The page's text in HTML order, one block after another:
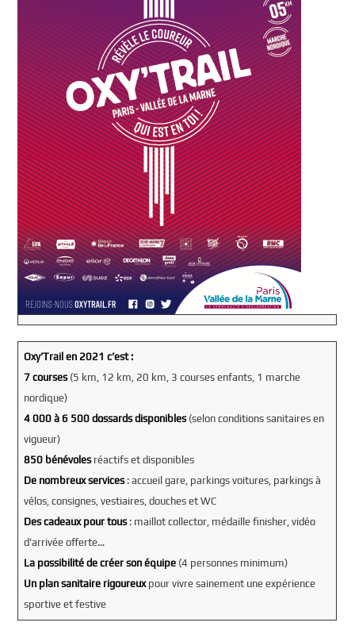
Oxy’Trail en 2021 c’est :
7 courses (5 km, 12 km, 20 km, 3 courses enfants, 1 marche
nordique)
4 000 à 6 500 dossards disponibles (selon conditions sanitaires en
vigueur)
850 bénévoles réactifs et disponibles
De nombreux services : accueil gare, parkings voitures, parkings à
vélos, consignes, vestiaires, douches et WC
Des cadeaux pour tous : maillot collector, médaille finisher, vidéo
d’arrivée offerte…
La possibilité de créer son équipe (4 personnes minimum)
Un plan sanitaire rigoureux pour vivre sainement une expérience
sportive et festive